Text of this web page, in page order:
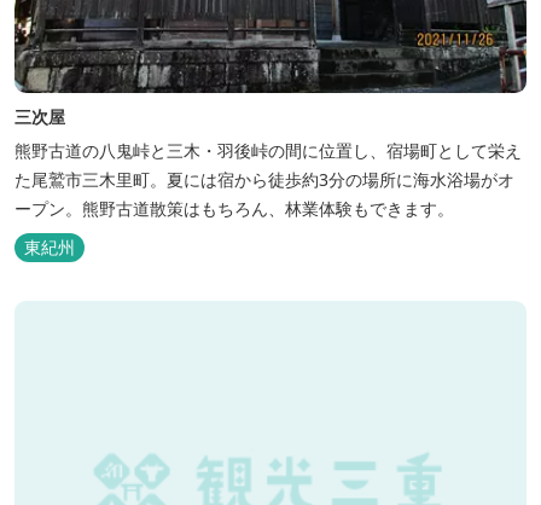
三次屋
熊野古道の八鬼峠と三木・羽後峠の間に位置し、宿場町として栄え
た尾鷲市三木里町。夏には宿から徒歩約3分の場所に海水浴場がオ
ープン。熊野古道散策はもちろん、林業体験もできます。
東紀州